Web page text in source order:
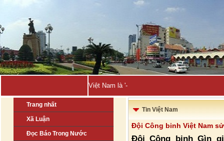
Việt Nam là 'mắt xích' chi-
Trang nhất
Xã Luận
Đọc Báo Trong Nước
Tin Việt Nam
Đội Công binh Việt Nam
Đội Công binh Gìn